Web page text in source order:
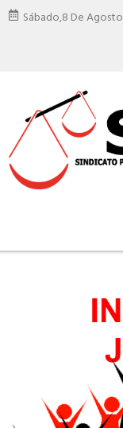
Sábado,8 De